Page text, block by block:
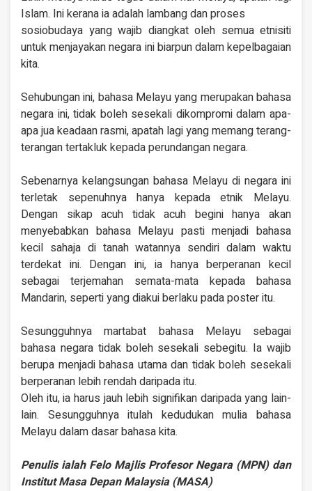
Islam. Ini kerana ia adalah lambang dan proses
sosiobudaya yang wajib diangkat oleh semua etnisiti
untuk menjayakan negara ini biarpun dalam kepelbagaian
kita.
Sehubungan ini, bahasa Melayu yang merupakan bahasa
negara ini, tidak boleh sesekali dikompromi dalam apa-
apa jua keadaan rasmi, apatah lagi yang memang terang-
terangan tertakluk kepada perundangan negara.
Sebenarnya kelangsungan bahasa Melayu di negara ini
terletak sepenuhnya hanya kepada etnik Melayu.
Dengan sikap acuh tidak acuh begini hanya akan
menyebabkan bahasa Melayu pasti menjadi bahasa
kecil sahaja di tanah watannya sendiri dalam waktu
terdekat ini. Dengan ini, ia hanya berperanan kecil
sebagai terjemahan semata-mata kepada bahasa
Mandarin, seperti yang diakui berlaku pada poster itu.
Sesungguhnya martabat bahasa Melayu sebagai
bahasa negara tidak boleh sesekali sebegitu. Ia wajib
berupa menjadi bahasa utama dan tidak boleh sesekali
berperanan lebih rendah daripada itu.
Oleh itu, ia harus jauh lebih signifikan daripada yang lain-
lain. Sesungguhnya itulah kedudukan mulia bahasa
Melayu dalam dasar bahasa kita.
Penulis ialah Felo Majlis Profesor Negara (MPN) dan
Institut Masa Depan Malaysia (MASA)